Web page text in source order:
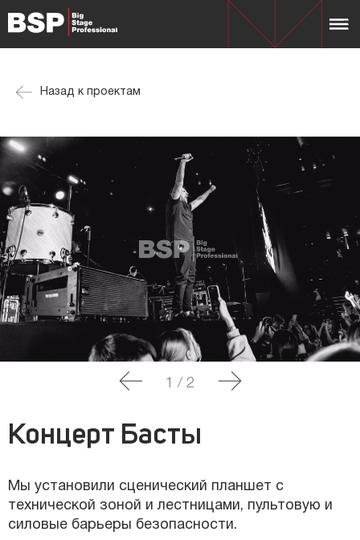
Назад к проектам
1 / 2
Концерт Басты
Мы установили сценический планшет с
технической зоной и лестницами, пультовую и
силовые барьеры безопасности.